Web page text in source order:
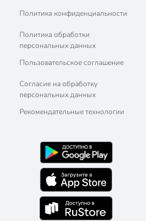
Политика конфиденциальности
Политика обработки
персональных данных
Пользовательское соглашение
Согласие на обработку
персональных данных
Рекомендательные технологии